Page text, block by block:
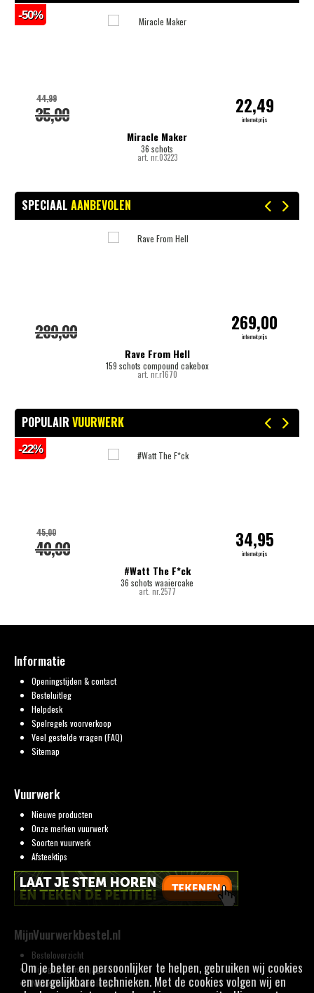
Miracle Maker
36 schots
art. nr.03223
35,00
44,99 22,49
internetprijs
-50%
SPECIAAL AANBEVOLEN
Rave From Hell
159 schots compound cakebox
art. nr.r1670
289,00 269,00
internetprijs
POPULAIR VUURWERK
#Watt The F*ck
36 schots waaiercake
art. nr.2577
40,00
45,00 34,95
internetprijs
-22%
Informatie
Openingstijden & contact
Besteluitleg
Helpdesk
Spelregels voorverkoop
Veel gestelde vragen (FAQ)
Sitemap
Vuurwerk
Nieuwe producten
Onze merken vuurwerk
Soorten vuurwerk
Afsteektips
MijnVuurwerkbestel.nl
Besteloverzicht
Mijn gegevens wijzigen
Nieuwsbrief aanmelding
Om je beter en persoonlijker te helpen, gebruiken wij cookies
en vergelijkbare technieken. Met de cookies volgen wij en